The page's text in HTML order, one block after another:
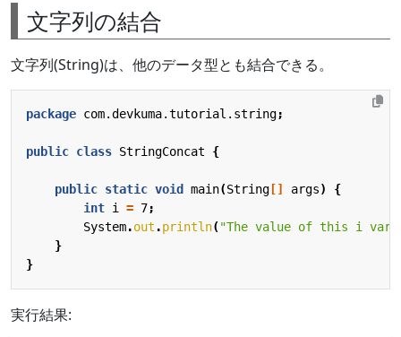
文字列の結合
文字列(String)は、他のデータ型とも結合できる。
package com.devkuma.tutorial.string;
public class StringConcat {
public static void main(String [] args)
{
int i = 7;
System.out .println("The value of this i
}
}
実行結果: